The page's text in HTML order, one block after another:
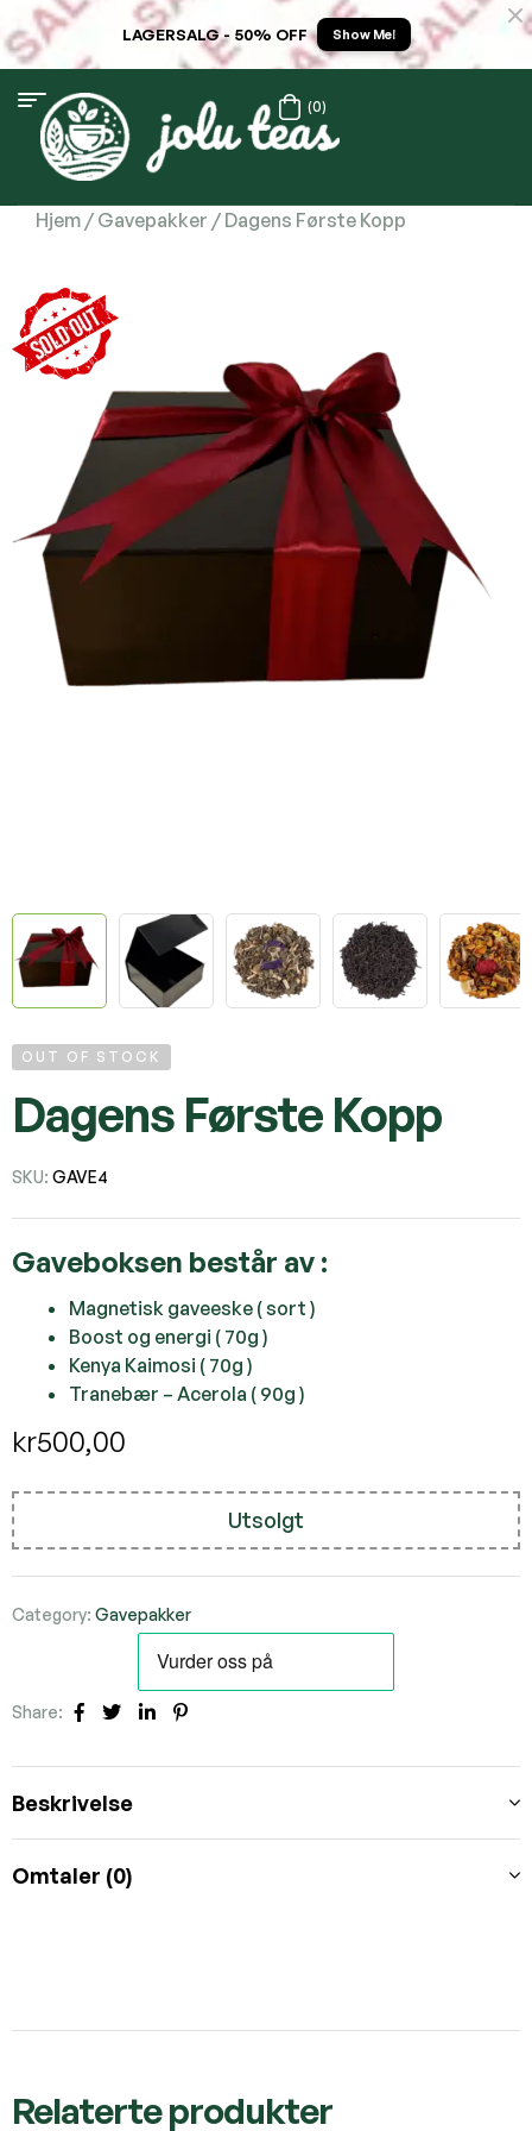
LAGERSALG - 50% OFF Show Me!
(0)
Hjem / Gavepakker / Dagens Første Kopp
OUT OF STOCK
Dagens Første Kopp
SKU: GAVE4
Gaveboksen består av :
Magnetisk gaveeske ( sort )
Boost og energi ( 70g )
Kenya Kaimosi ( 70g )
Tranebær – Acerola ( 90g )
kr500,00
Utsolgt
Category: Gavepakker
Share:
Facebook
TwitterLinkedin
Beskrivelse
Omtaler (0)
Relaterte produkter